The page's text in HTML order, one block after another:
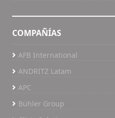
COMPAÑÍAS
AFB International
ANDRITZ Latam
APC
Bühler Group